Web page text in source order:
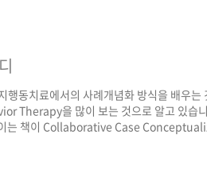
의학적 원인이 뚜렷한 질환을 지녔다 하더
동치료에서의 사례개념화 방식을 배우는
을 많이 보는 것으로 알고 있습니
이는 책이 Collaborative Case
저 포함 네 명으로 하겠습니다. 예상 소요